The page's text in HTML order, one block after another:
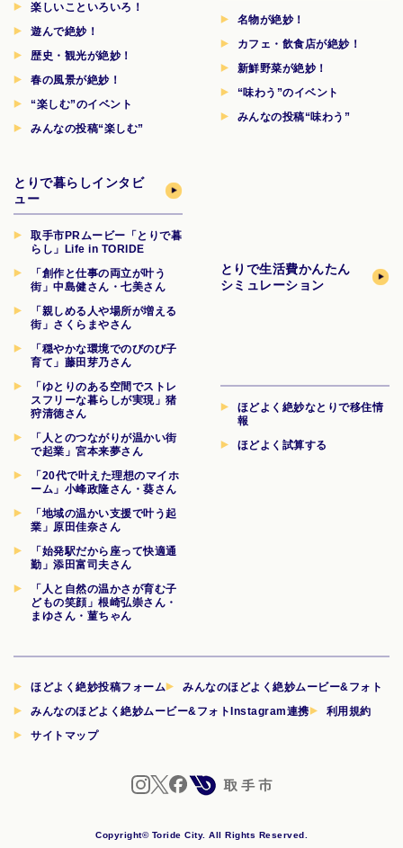
楽しいこといろいろ！
遊んで絶妙！
歴史・観光が絶妙！
春の風景が絶妙！
“楽しむ”のイベント
みんなの投稿“楽しむ”
名物が絶妙！
カフェ・飲食店が絶妙！
新鮮野菜が絶妙！
“味わう”のイベント
みんなの投稿“味わう”
とりで暮らしインタビ
ュー
取手市PRムービー「とりで暮
らし」Life in TORIDE
「創作と仕事の両立が叶う
街」中島健さん・七美さん
「親しめる人や場所が増える
街」さくらまやさん
「穏やかな環境でのびのび子
育て」藤田芽乃さん
「ゆとりのある空間でストレ
スフリーな暮らしが実現」猪
狩清徳さん
「人とのつながりが温かい街
で起業」宮本来夢さん
「20代で叶えた理想のマイホ
ーム」小峰政隆さん・葵さん
「地域の温かい支援で叶う起
業」原田佳奈さん
「始発駅だから座って快適通
勤」添田富司夫さん
「人と自然の温かさが育む子
どもの笑顔」根崎弘崇さん・
まゆさん・菫ちゃん
とりで生活費かんたん
シミュレーション
ほどよく絶妙なとりで移住情
報
ほどよく試算する
ほどよく絶妙投稿フォーム
みんなのほどよく絶妙ムービー&フォト
みんなのほどよく絶妙ムービー&フォトInstagram連携
利用規約
サイトマップ
Copyright© Toride City. All Rights Reserved.